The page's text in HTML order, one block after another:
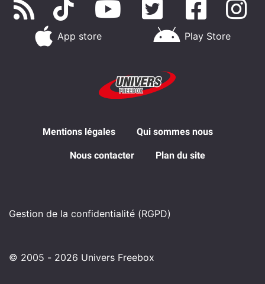
App store Play Store
Mentions légales Qui sommes nous
Nous contacter Plan du site
Gestion de la confidentialité (RGPD)
© 2005 - 2026 Univers Freebox